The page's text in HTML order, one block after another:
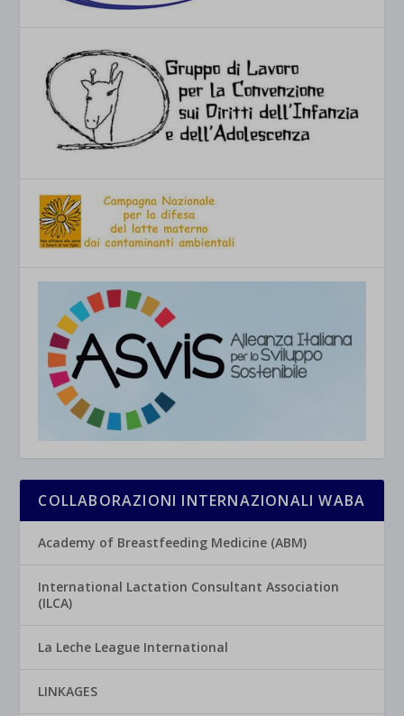
COLLABORAZIONI INTERNAZIONALI WABA
Academy of Breastfeeding Medicine (ABM)
International Lactation Consultant Association
(ILCA)
La Leche League International
LINKAGES